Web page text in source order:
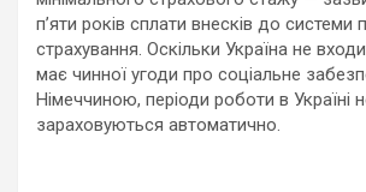
п’яти років сплати внесків до системи
страхування. Оскільки Україна не
має чинної угоди про соціальне
Німеччиною, періоди роботи в Україні
зараховуються автоматично.